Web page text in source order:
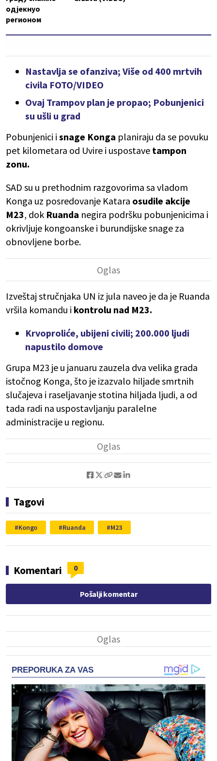
одјекнуо
регионом
Nastavlja se ofanziva; Više od 400 mrtvih
civila FOTO/VIDEO
Ovaj Trampov plan je propao; Pobunjenici
su ušli u grad
Pobunjenici i snage Konga planiraju da se povuku
pet kilometara od Uvire i uspostave tampon
zonu.
SAD su u prethodnim razgovorima sa vladom
Konga uz posredovanje Katara osudile akcije
M23, dok Ruanda negira podršku pobunjenicima i
okrivljuje kongoanske i burundijske snage za
obnovljene borbe.
Izveštaj stručnjaka UN iz jula naveo je da je Ruanda
vršila komandu i kontrolu nad M23.
Krvoproliće, ubijeni civili; 200.000 ljudi
napustilo domove
Grupa M23 je u januaru zauzela dva velika grada
istočnog Konga, što je izazvalo hiljade smrtnih
slučajeva i raseljavanje stotina hiljada ljudi, a od
tada radi na uspostavljanju paralelne
administracije u regionu.
Tagovi
Kongo Ruanda M23
Komentari 0
Pošalji komentar
PREPORUKA ZA VAS